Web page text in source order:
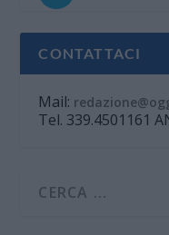
CONTATTACI
Mail:
Tel. 339.4501161